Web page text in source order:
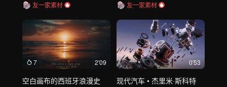
友一家素材
友一家素材
7 2'09
空白画布的西班牙浪漫史
0'53
现代汽车 • 杰里米·斯科特